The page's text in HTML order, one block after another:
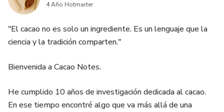
4 Año Hotmarter
"El cacao no es solo un ingrediente. Es un lenguaje que la
ciencia y la tradición comparten."
Bienvenida a Cacao Notes.
He cumplido 10 años de investigación dedicada al cacao.
En ese tiempo encontré algo que va más allá de una